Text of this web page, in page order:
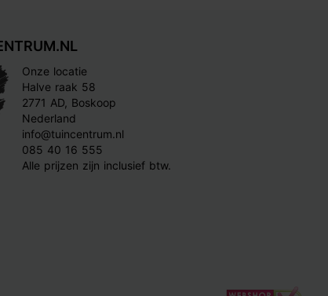
Onze locatie
Halve raak 58
2771 AD, Boskoop
Nederland
info@tuincentrum.nl
085 40 16 555
Alle prijzen zijn inclusief btw.